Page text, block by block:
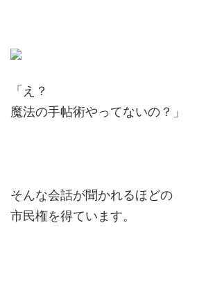
「え？
魔法の手帖術やってないの？」
そんな会話が聞かれるほどの
市民権を得ています。